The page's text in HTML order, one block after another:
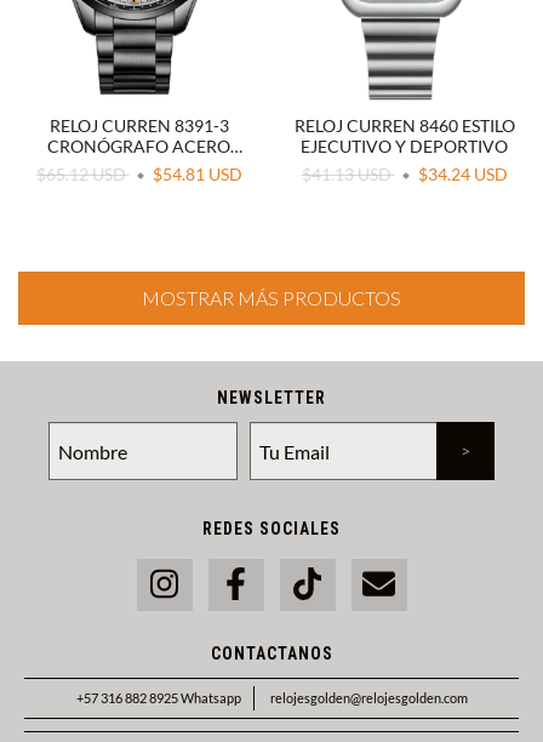
RELOJ CURREN 8391-3
CRONÓGRAFO ACERO
NEGRO
$65.12 USD $54.81 USD
RELOJ CURREN 8460 ESTILO
EJECUTIVO Y DEPORTIVO
$41.13 USD
$34.24 USD
MOSTRAR MÁS PRODUCTOS
NEWSLETTER
REDES SOCIALES
CONTACTANOS
+57 316 882 8925 Whatsapp relojesgolden@relojesgolden.com